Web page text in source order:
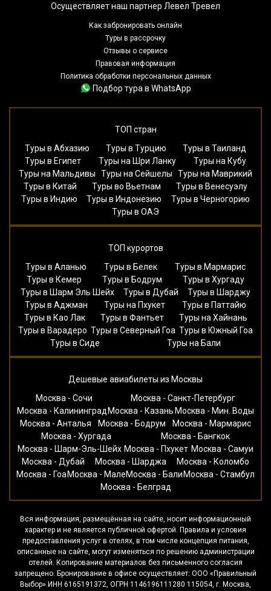
Осуществляет наш партнер Левел Тревел
Как забронировать онлайн
Туры в рассрочку
Отзывы о сервисе
Правовая информация
Политика обработки персональных данных
Подбор тура в WhatsApp
ТОП стран
Туры в Абхазию
Туры в Турцию
Туры в Таиланд
Туры в Египет
Туры на Шри Ланку
Туры на Кубу
Туры на Мальдивы
Туры на Сейшелы
Туры на Маврикий
Туры в Китай
Туры во Вьетнам
Туры в Венесуэлу
Туры в Индию
Туры в Индонезию
Туры в Черногорию
Туры в ОАЭ
ТОП курортов
Туры в Аланью
Туры в Белек
Туры в Мармарис
Туры в Кемер
Туры в Бодрум
Туры в Хургаду
Туры в Шарм Эль Шейх
Туры в Дубай
Туры в Шарджу
Туры в Аджман
Туры на Пхукет
Туры в Паттайю
Туры в Као Лак
Туры в Фантьет
Туры на Хайнань
Туры в Варадеро Туры в Северный Гоа Туры в Южный Гоа
Туры в Сиде
Туры на Бали
Дешевые авиабилеты из Москвы
Москва - Сочи
Москва - Санкт-Петербург
Москва - КалининградМосква - КазаньМосква - Мин. Воды
Москва - Анталья
Москва - Бодрум
Москва - Мармарис
Москва - Хургада
Москва - Бангкок
Москва - Шарм-Эль-Шейх Москва - Пхукет Москва - Самуи
Москва - Дубай
Москва - Шарджа
Москва - Коломбо
Москва - ГоаМосква - МалеМосква - БалиМосква - Стамбул
Москва - Белград
Вся информация, размещённая на сайте, носит информационный
характер и не является публичной офертой. Правила и условия
предоставления услуг в отелях, в том числе концепция питания,
описанные на сайте, могут изменяться по решению администрации
отелей. Копирование материалов без письменного согласия
запрещено. Бронирование в офисе осуществляет: ООО «Правильный
Выбор» ИНН 6165191372, ОГРН 1146196111280 115054, г. Москва,